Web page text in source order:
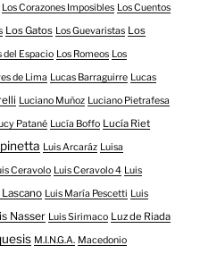
Los Corazones Imposibles Los Cuentos
Los Gatos Los Guevaristas Los
del Espacio Los Romeos Los
de Lima Lucas Barraguirre Lucas
Luciano Muñoz Luciano Pietrafesa
Patané Lucía Boffo Lucía Riet
Luis Arcaráz Luisa
Ceravolo Luis Ceravolo 4 Luis
Luis María Pescetti Luis
Nasser Luis Sirimaco Luz de Riada
M.I.N.G.A. Macedonio